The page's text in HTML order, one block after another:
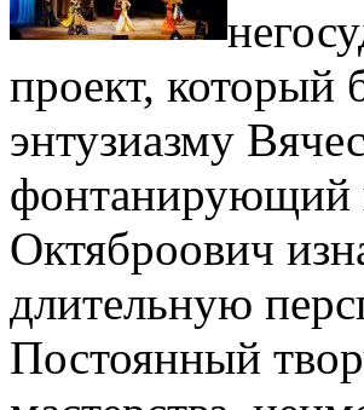
проект, который
энтузиазму
фонтанирующий
Октяброович
длительную
Постоянный